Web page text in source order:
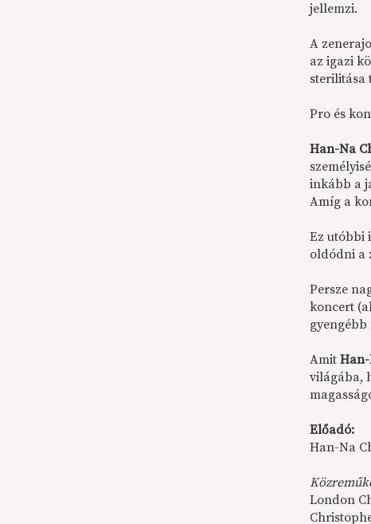
jellemzi.
A
az igazi
sterilitása
Pro és
Han-Na
inkább a
Amíg a
Ez utóbbi
oldódni a
Persze
koncert
Amit
világába,
Előadó:
Han-Na
London